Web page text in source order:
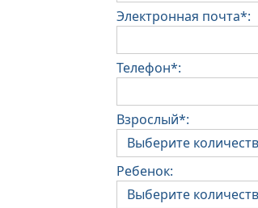
Электронная почта*:
Телефон*:
Взрослый*:
Ребенок: